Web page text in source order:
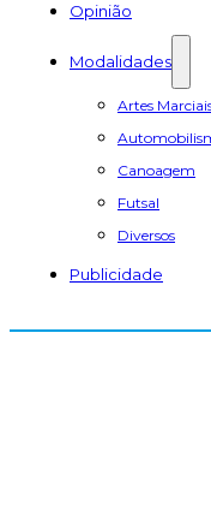
Opinião
Modalidades
Artes
Canoagem
Futsal
Diversos
Publicidade